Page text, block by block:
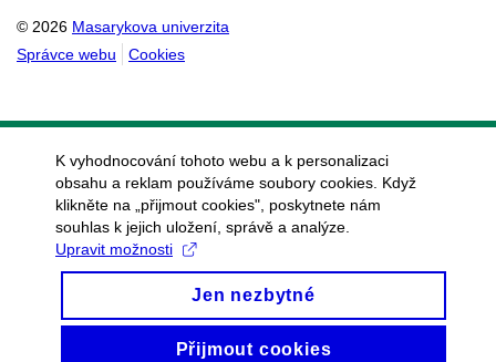
© 2026 Masarykova univerzita
Správce webu
Cookies
K vyhodnocování tohoto webu a k personalizaci
obsahu a reklam používáme soubory cookies. Když
klikněte na „přijmout cookies", poskytnete nám
souhlas k jejich uložení, správě a analýze.
Upravit možnosti
Jen nezbytné
Přijmout cookies